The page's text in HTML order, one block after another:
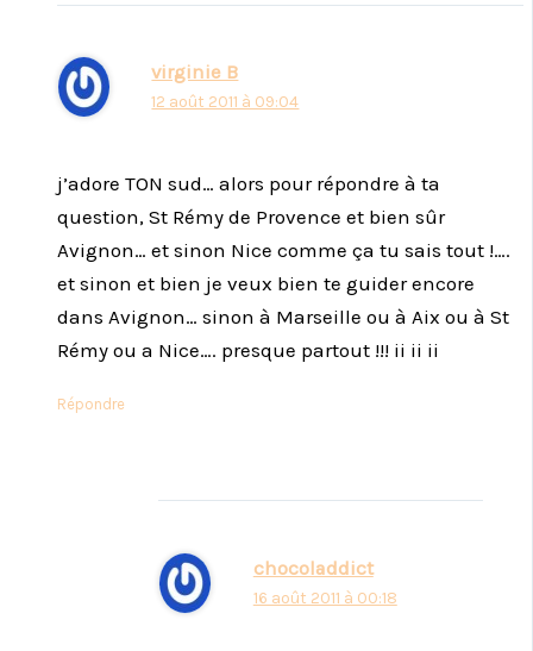
virginie B
12 août 2011 à 09:04
j’adore TON sud… alors pour répondre à ta
question, St Rémy de Provence et bien sûr
Avignon… et sinon Nice comme ça tu sais tout !….
et sinon et bien je veux bien te guider encore
dans Avignon… sinon à Marseille ou à Aix ou à St
Rémy ou a Nice…. presque partout !!! ii ii ii
Répondre
chocoladdict
16 août 2011 à 00:18